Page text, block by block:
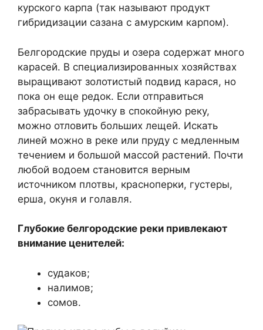
курского карпа (так называют продукт
гибридизации сазана с амурским карпом).
Белгородские пруды и озера содержат много
карасей. В специализированных хозяйствах
выращивают золотистый подвид карася, но
пока он еще редок. Если отправиться
забрасывать удочку в спокойную реку,
можно отловить больших лещей. Искать
линей можно в реке или пруду с медленным
течением и большой массой растений. Почти
любой водоем становится верным
источником плотвы, красноперки, густеры,
ерша, окуня и голавля.
Глубокие белгородские реки привлекают
внимание ценителей:
судаков;
налимов;
сомов.